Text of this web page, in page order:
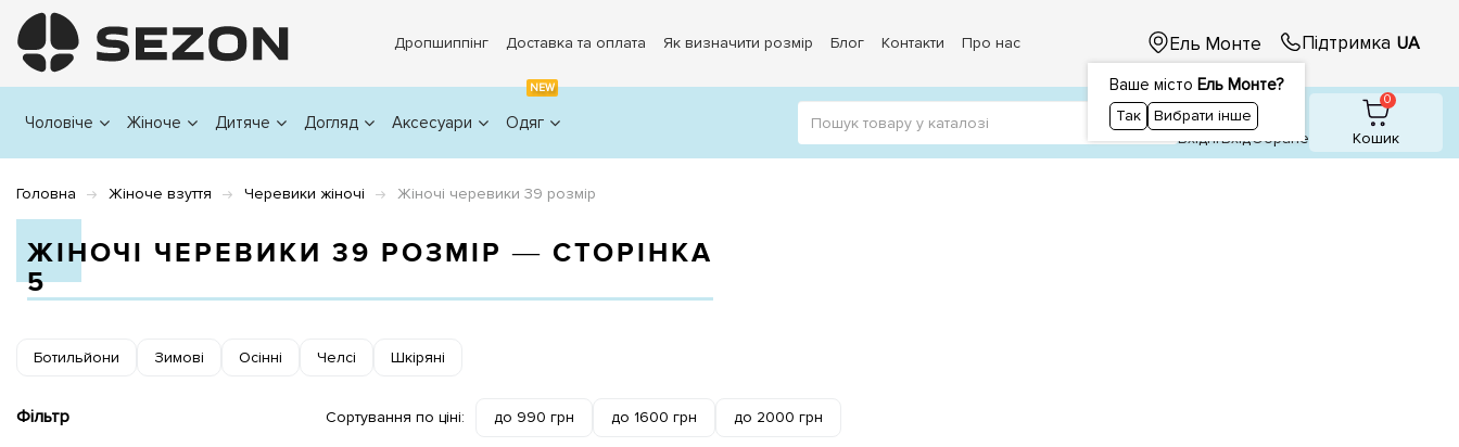
Дропшиппінг Доставка та оплата Як визначити розмір Блог Контакти Про нас Ель Монте
Ваше місто Ель Монте?
Так Вибрати інше
Підтримка UA
Чоловіче Жіноче Дитяче Догляд Аксесуари
NEW
Одяг
1
ВхідніВхiдОбране
0
Кошик
Головна Жіноче взуття Черевики жіночі Жіночі черевики 39 розмір
ЖІНОЧІ ЧЕРЕВИКИ 39 РОЗМІР ― СТОРІНКА
5
Ботильйони Зимові Осінні Челсі Шкіряні
Фільтр Сортування по ціні: до 990 грн до 1600 грн до 2000 грн